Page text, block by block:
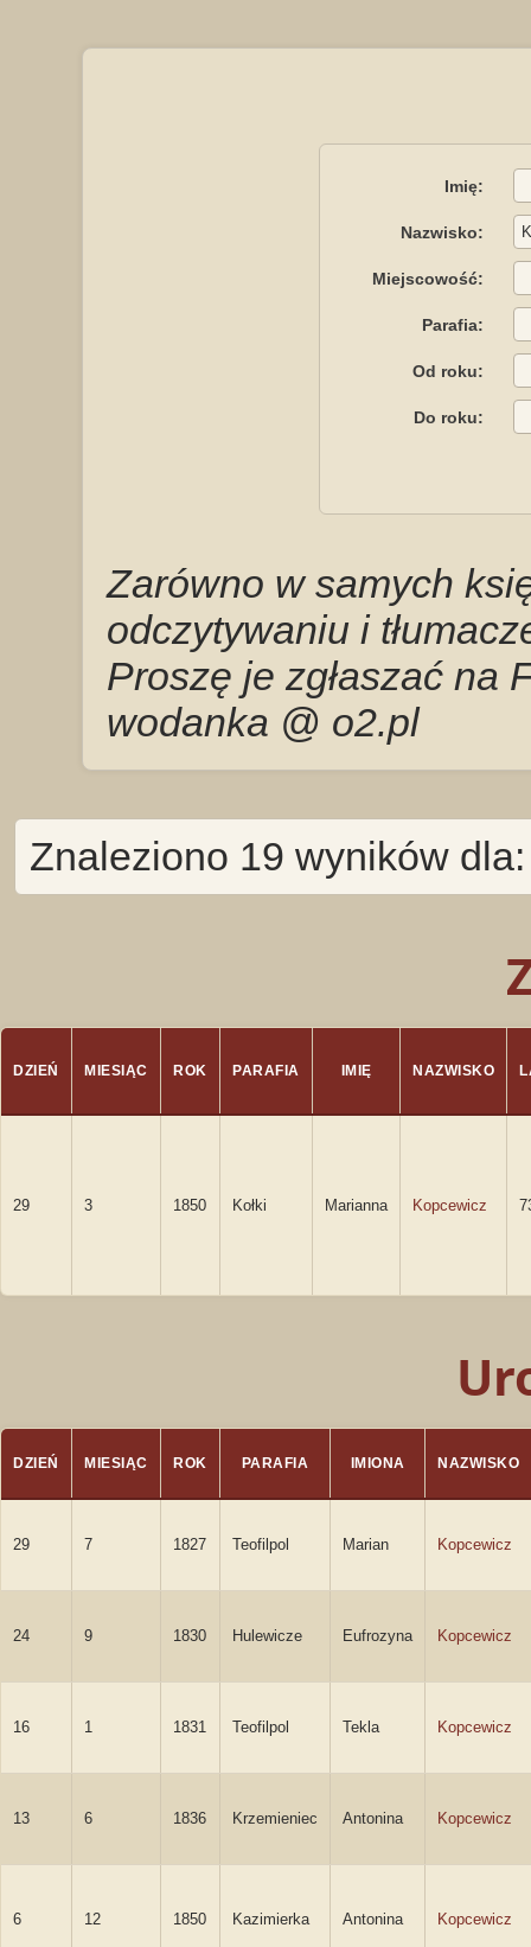
Imię:
Nazwisko:
Miejscowość:
Parafia:
Od roku:
Do roku:
Zarówno w samych
odczytywaniu i
Proszę je zgłaszać na
wodanka @ o2.pl
Znaleziono 19 wyników
DZIEŃ MIESIĄC ROK PARAFIA IMIĘ NAZWISKO
29 3 1850 Kołki Marianna Kopcewicz
DZIEŃ MIESIĄC ROK PARAFIA IMIONA NAZWISKO
29 7 1827 Teofilpol Marian Kopcewicz
24 9 1830 Hulewicze Eufrozyna Kopcewicz
16 1 1831 Teofilpol Tekla Kopcewicz
13 6 1836 Krzemieniec Antonina Kopcewicz
6 12 1850 Kazimierka Antonina Kopcewicz